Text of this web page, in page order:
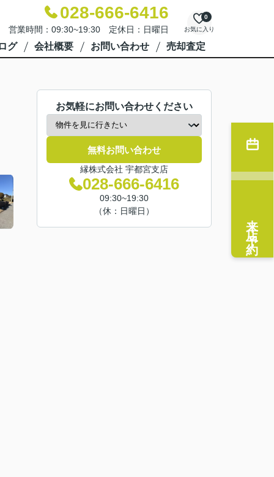
028-666-6416
営業時間：09:30~19:30 定休日：日曜日 お気に入り
0
グ 会社概要 お問い合わせ 売却査定
お気軽にお問い合わせください
無料お問い合わせ
縁株式会社 宇都宮支店
028-666-6416
09:30~19:30
（休：日曜日）
来店予約